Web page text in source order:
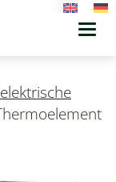
elektrische